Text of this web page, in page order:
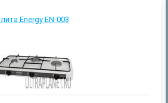
Energy EN-003